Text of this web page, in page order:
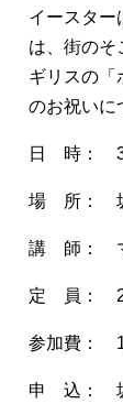
イースター
は、街のそ
ギリスの「
のお祝いに
日 時： 3
場 所： 坂
講 師： マ
定 員：
参加費：
申 込： 坂